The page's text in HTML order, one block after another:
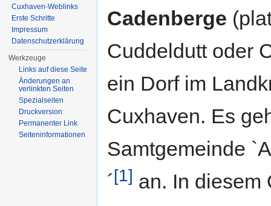
Cadenberge
Cuddeldutt oder
ein Dorf im
Cuxhaven. Es
Samtgemeinde
´[1] an. In diesem
Cuxhaven-Weblinks
Erste Schritte
Impressum
Datenschutzerklärung
Werkzeuge
Links auf diese Seite
Änderungen an
verlinkten Seiten
Spezialseiten
Druckversion
Permanenter Link
Seiten­informationen